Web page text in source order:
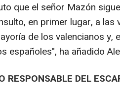
que el señor Mazón
en primer lugar, a las
de los valencianos y,
españoles", ha añadido
RESPONSABLE DEL